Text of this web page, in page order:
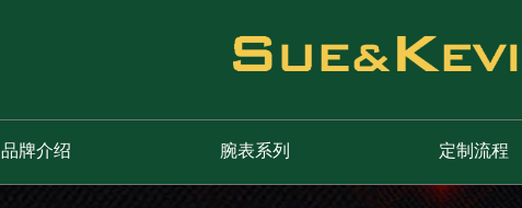
品牌介绍 腕表系列 定制流程